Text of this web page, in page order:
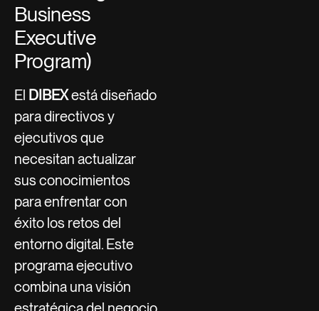
Business
Executive
Program)
El DIBEXestá diseñado
para directivos y
ejecutivos que
necesitan actualizar
sus conocimientos
para enfrentar con
éxito los retos del
entorno digital. Este
programa ejecutivo
combina una visión